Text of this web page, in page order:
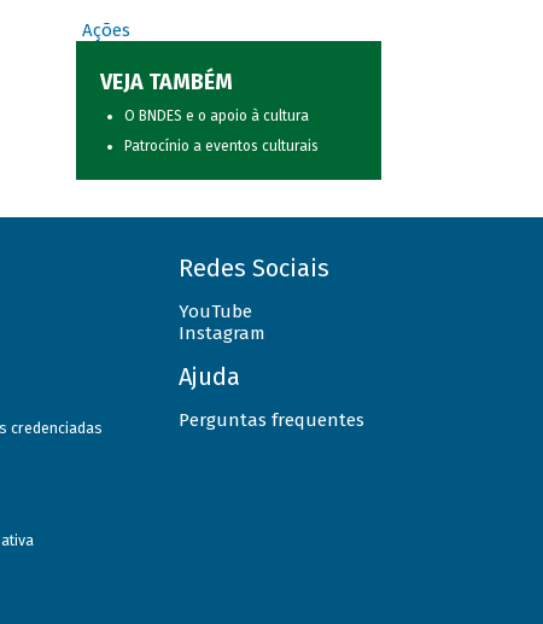
Ações
VEJA TAMBÉM
O BNDES e o apoio à cultura
Patrocínio a eventos culturais
credenciadas
Redes Sociais
YouTube
Instagram
Ajuda
Perguntas frequentes